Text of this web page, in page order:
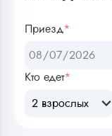
Приезд*
Кто едет*
2 взрослых